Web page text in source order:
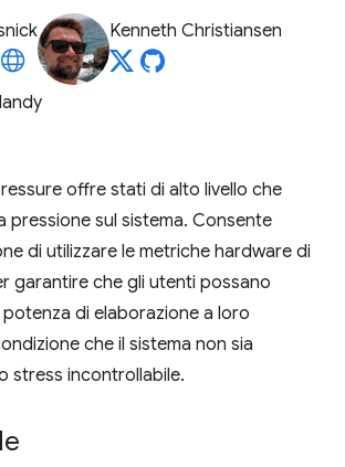
Kenneth Christiansen
offre stati di alto livello che
pressione sul sistema. Consente
di utilizzare le metriche hardware di
garantire che gli utenti possano
di elaborazione a loro
che il sistema non sia
stress incontrollabile.